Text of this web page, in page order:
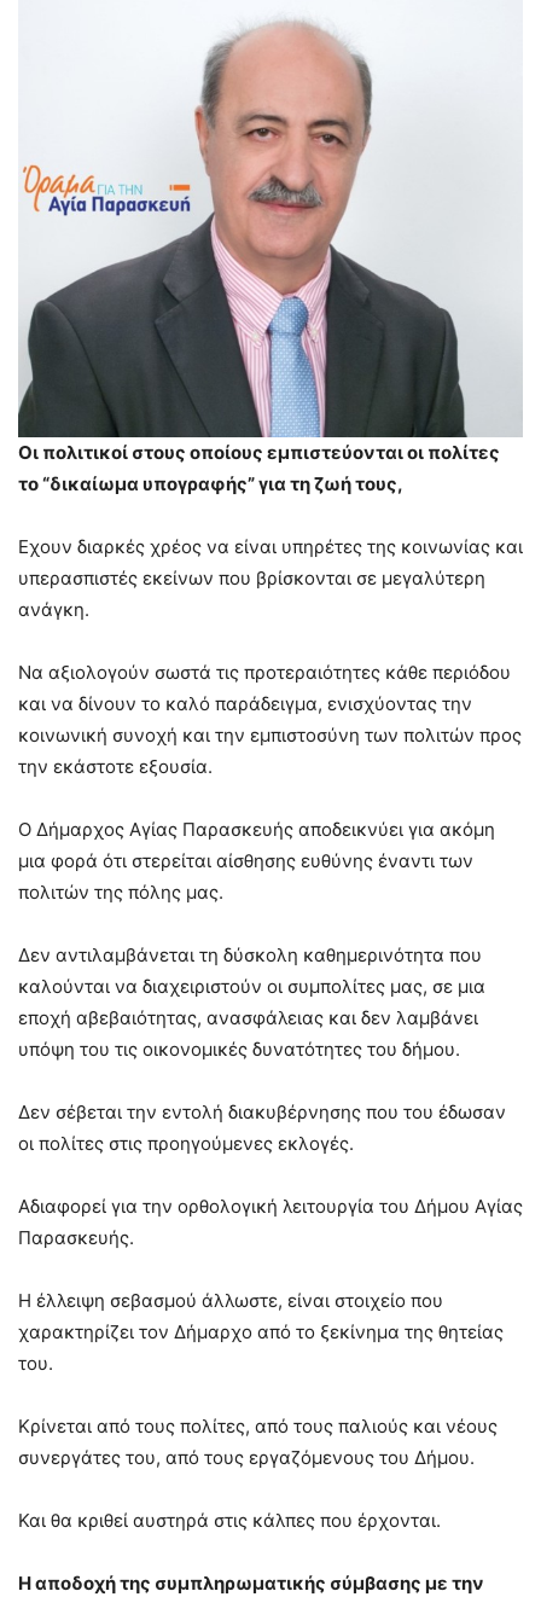
Οι πολιτικοί στους οποίους εμπιστεύονται οι πολίτες
το “δικαίωμα υπογραφής” για τη ζωή τους,
Εχουν διαρκές χρέος να είναι υπηρέτες της κοινωνίας και
υπερασπιστές εκείνων που βρίσκονται σε μεγαλύτερη
ανάγκη.
Να αξιολογούν σωστά τις προτεραιότητες κάθε περιόδου
και να δίνουν το καλό παράδειγμα, ενισχύοντας την
κοινωνική συνοχή και την εμπιστοσύνη των πολιτών προς
την εκάστοτε εξουσία.
Ο Δήμαρχος Αγίας Παρασκευής αποδεικνύει για ακόμη
μια φορά ότι στερείται αίσθησης ευθύνης έναντι των
πολιτών της πόλης μας.
Δεν αντιλαμβάνεται τη δύσκολη καθημερινότητα που
καλούνται να διαχειριστούν οι συμπολίτες μας, σε μια
εποχή αβεβαιότητας, ανασφάλειας και δεν λαμβάνει
υπόψη του τις οικονομικές δυνατότητες του δήμου.
Δεν σέβεται την εντολή διακυβέρνησης που του έδωσαν
οι πολίτες στις προηγούμενες εκλογές.
Αδιαφορεί για την ορθολογική λειτουργία του Δήμου Αγίας
Παρασκευής.
Η έλλειψη σεβασμού άλλωστε, είναι στοιχείο που
χαρακτηρίζει τον Δήμαρχο από το ξεκίνημα της θητείας
του.
Κρίνεται από τους πολίτες, από τους παλιούς και νέους
συνεργάτες του, από τους εργαζόμενους του Δήμου.
Και θα κριθεί αυστηρά στις κάλπες που έρχονται.
Η αποδοχή της συμπληρωματικής σύμβασης με την